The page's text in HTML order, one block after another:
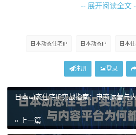
这就是为什么很多人说日本节点难
很多刚入行的人分不清这两种IP有
一点。
类型 归属来源
-- 展开阅读全文
日本动态住宅IP 日本动态IP 日本
注册 登录
日本动态住宅IP实战指南：电商运营与
« 上一篇